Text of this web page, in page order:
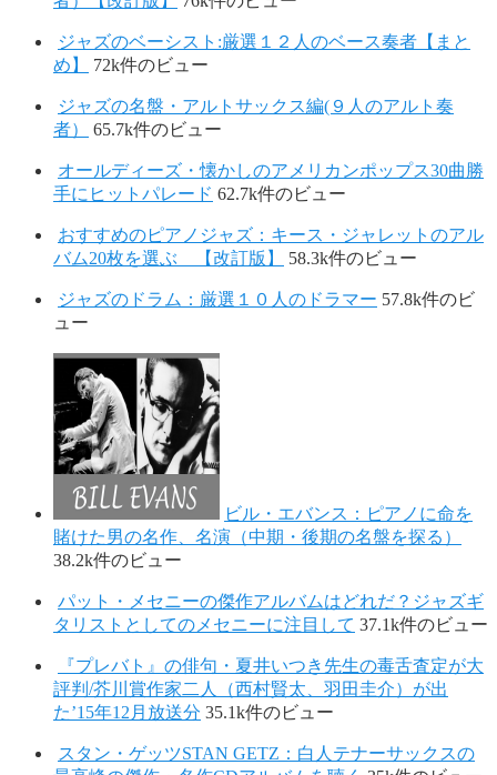
ジャズのベーシスト:厳選１２人のベース奏者【まと
め】
72k件のビュー
ジャズの名盤・アルトサックス編(９人のアルト奏
者）
65.7k件のビュー
オールディーズ・懐かしのアメリカンポップス30曲勝
手にヒットパレード 62.7k件のビュー
おすすめのピアノジャズ：キース・ジャレットのアル
バム20枚を選ぶ 【改訂版】
58.3k件のビュー
ジャズのドラム：厳選１０人のドラマー 57.8k件のビ
ュー
ビル・エバンス：ピアノに命を
賭けた男の名作、名演（中期・後期の名盤を探る）
38.2k件のビュー
パット・メセニーの傑作アルバムはどれだ？ジャズギ
タリストとしてのメセニーに注目して 37.1k件のビュー
『プレバト』の俳句・夏井いつき先生の毒舌査定が大
評判/芥川賞作家二人（西村賢太、羽田圭介）が出
た’15年12月放送分 35.1k件のビュー
スタン・ゲッツSTAN GETZ：白人テナーサックスの